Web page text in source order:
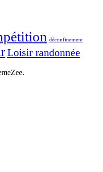
déconfinement
Loisir randonnée